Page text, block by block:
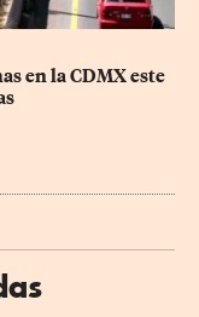
en la CDMX este